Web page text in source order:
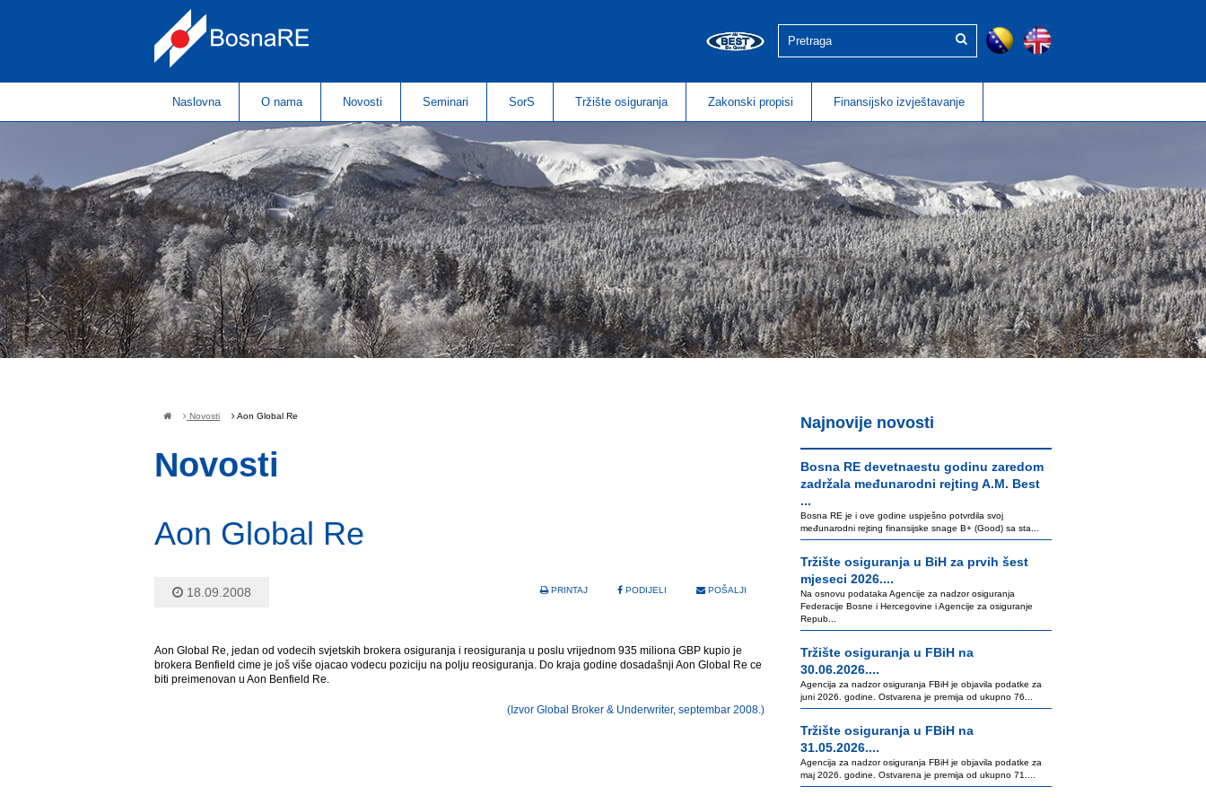
Naslovna O nama Novosti Seminari SorS Tržište osiguranja Zakonski propisi Finansijsko izvještavanje
Novosti Aon Global Re
Novosti
Aon Global Re
18.09.2008 PRINTAJ PODIJELI POŠALJI
Aon Global Re, jedan od vodecih svjetskih brokera osiguranja i reosiguranja u poslu vrijednom 935 miliona GBP kupio je
brokera Benfield cime je još više ojacao vodecu poziciju na polju reosiguranja. Do kraja godine dosadašnji Aon Global Re ce
biti preimenovan u Aon Benfield Re.
(Izvor Global Broker & Underwriter, septembar 2008.)
Najnovije novosti
Bosna RE devetnaestu godinu zaredom
zadržala međunarodni rejting A.M. Best
...
Bosna RE je i ove godine uspješno potvrdila svoj
međunarodni rejting finansijske snage B+ (Good) sa sta...
Tržište osiguranja u BiH za prvih šest
mjeseci 2026....
Na osnovu podataka Agencije za nadzor osiguranja
Federacije Bosne i Hercegovine i Agencije za osiguranje
Repub...
Tržište osiguranja u FBiH na
30.06.2026....
Agencija za nadzor osiguranja FBiH je objavila podatke za
juni 2026. godine. Ostvarena je premija od ukupno 76...
Tržište osiguranja u FBiH na
31.05.2026....
Agencija za nadzor osiguranja FBiH je objavila podatke za
maj 2026. godine. Ostvarena je premija od ukupno 71....